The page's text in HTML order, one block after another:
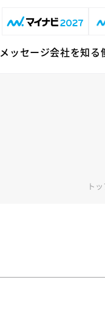
メッセージ会社を知る
ト